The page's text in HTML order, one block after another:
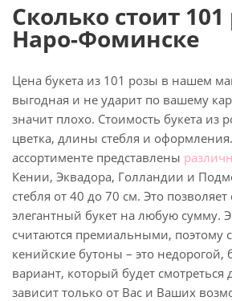
Сколько стоит 101
Наро-Фоминске
Цена букета из 101 розы в нашем
выгодная и не ударит по вашему
значит плохо. Стоимость букета из
цветка, длины стебля и
ассортименте представлены
Кении, Эквадора, Голландии и
стебля от 40 до 70 см. Это позволяет
элегантный букет на любую сумму.
считаются премиальными, поэтому
кенийские бутоны – это
вариант, который будет
зависит только от Вас и Ваших